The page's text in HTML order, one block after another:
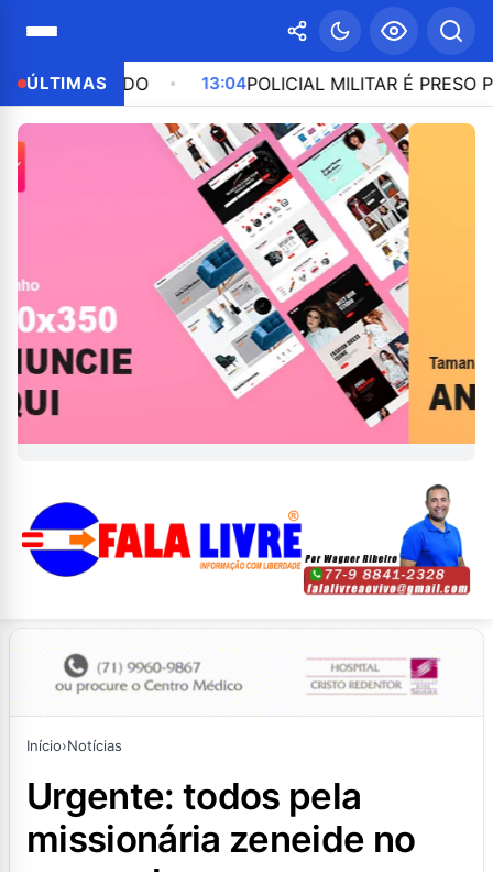
ÚLTIMAS13:04POLICIAL MILITAR É PRESO POR
Início›Notícias
urgente: todos pela
missionária zeneide no